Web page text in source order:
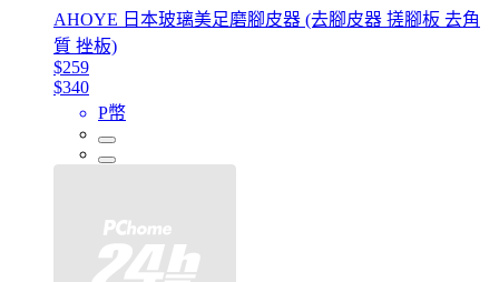
AHOYE 日本玻璃美足磨腳皮器 (去腳皮器 搓腳板 去角
質 挫板)
$259
$340
P幣